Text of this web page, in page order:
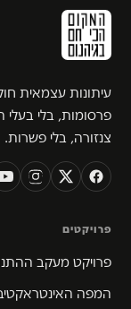
עיתונות עצמאית
פרסומות, בלי בעלי
צנזורה, בלי פשרות.
פרויקטים
פרויקט מעקב
המפה